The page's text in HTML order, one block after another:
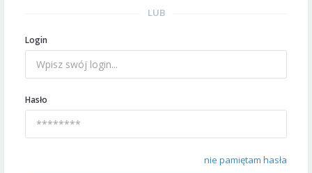
LUB
Login
Hasło
nie pamiętam hasła